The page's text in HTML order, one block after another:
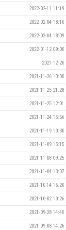
2022-02-11 11:19
2022-02-04 18:10
2022-02-04 18:09
2022-01-12 09:00
2021-12-20
2021-11-26 13:30
2021-11-25 21:28
2021-11-25 12:01
2021-11-24 15:56
2021-11-19 10:30
2021-11-09 15:15
2021-11-08 09:25
2021-11-04 13:37
2021-10-14 16:20
2021-10-02 10:26
2021-09-28 14:40
2021-09-08 14:26